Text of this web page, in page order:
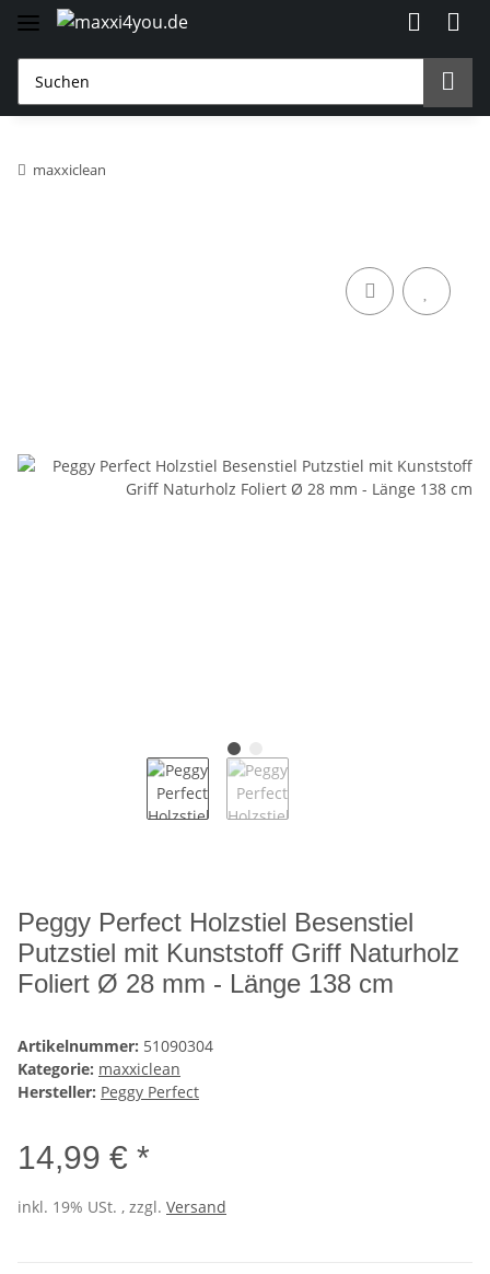
maxxiclean
Peggy Perfect Holzstiel Besenstiel
Putzstiel mit Kunststoff Griff Naturholz
Foliert Ø 28 mm - Länge 138 cm
Artikelnummer: 51090304
Kategorie: maxxiclean
Hersteller: Peggy Perfect
14,99 € *
inkl. 19% USt. , zzgl. Versand